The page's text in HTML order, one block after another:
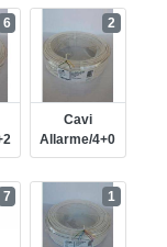
6
Cavi
Allarme/4+0
2
7 1